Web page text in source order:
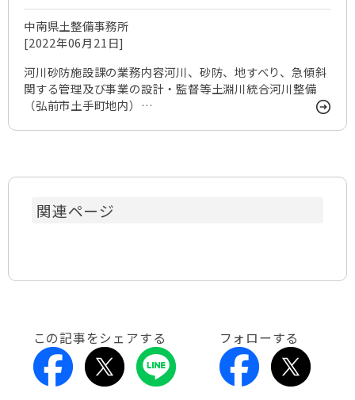
中南県土整備事務所
[2022年06月21日]
河川砂防施設課の業務内容河川、砂防、地すべり、急傾斜
関する管理及び事業の設計・監督等土淵川統合河川整備
（弘前市土手町地内）…
関連ページ
この記事をシェアする フォローする